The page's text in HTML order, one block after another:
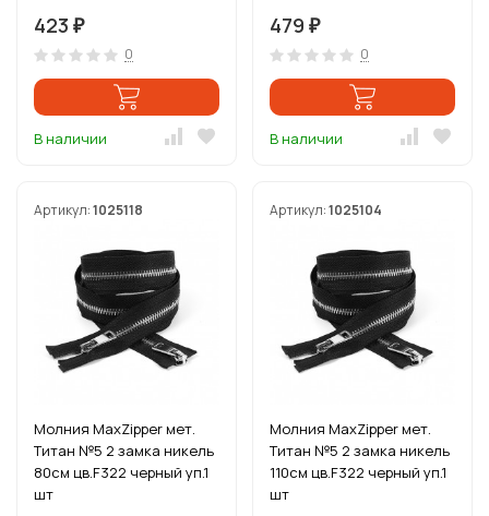
423 ₽
0
В наличии
479 ₽
0
В наличии
Артикул:1025118
Молния MaxZipper мет.
Титан №5 2 замка никель
80см цв.F322 черный уп.1
шт
Артикул:1025104
Молния MaxZipper мет.
Титан №5 2 замка никель
110см цв.F322 черный уп.1
шт